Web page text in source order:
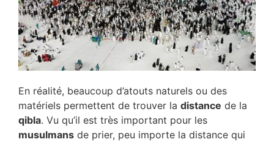
En réalité, beaucoup d’atouts naturels ou des
matériels permettent de trouver la distance de la
qibla. Vu qu’il est très important pour les
musulmans de prier, peu importe la distance qui